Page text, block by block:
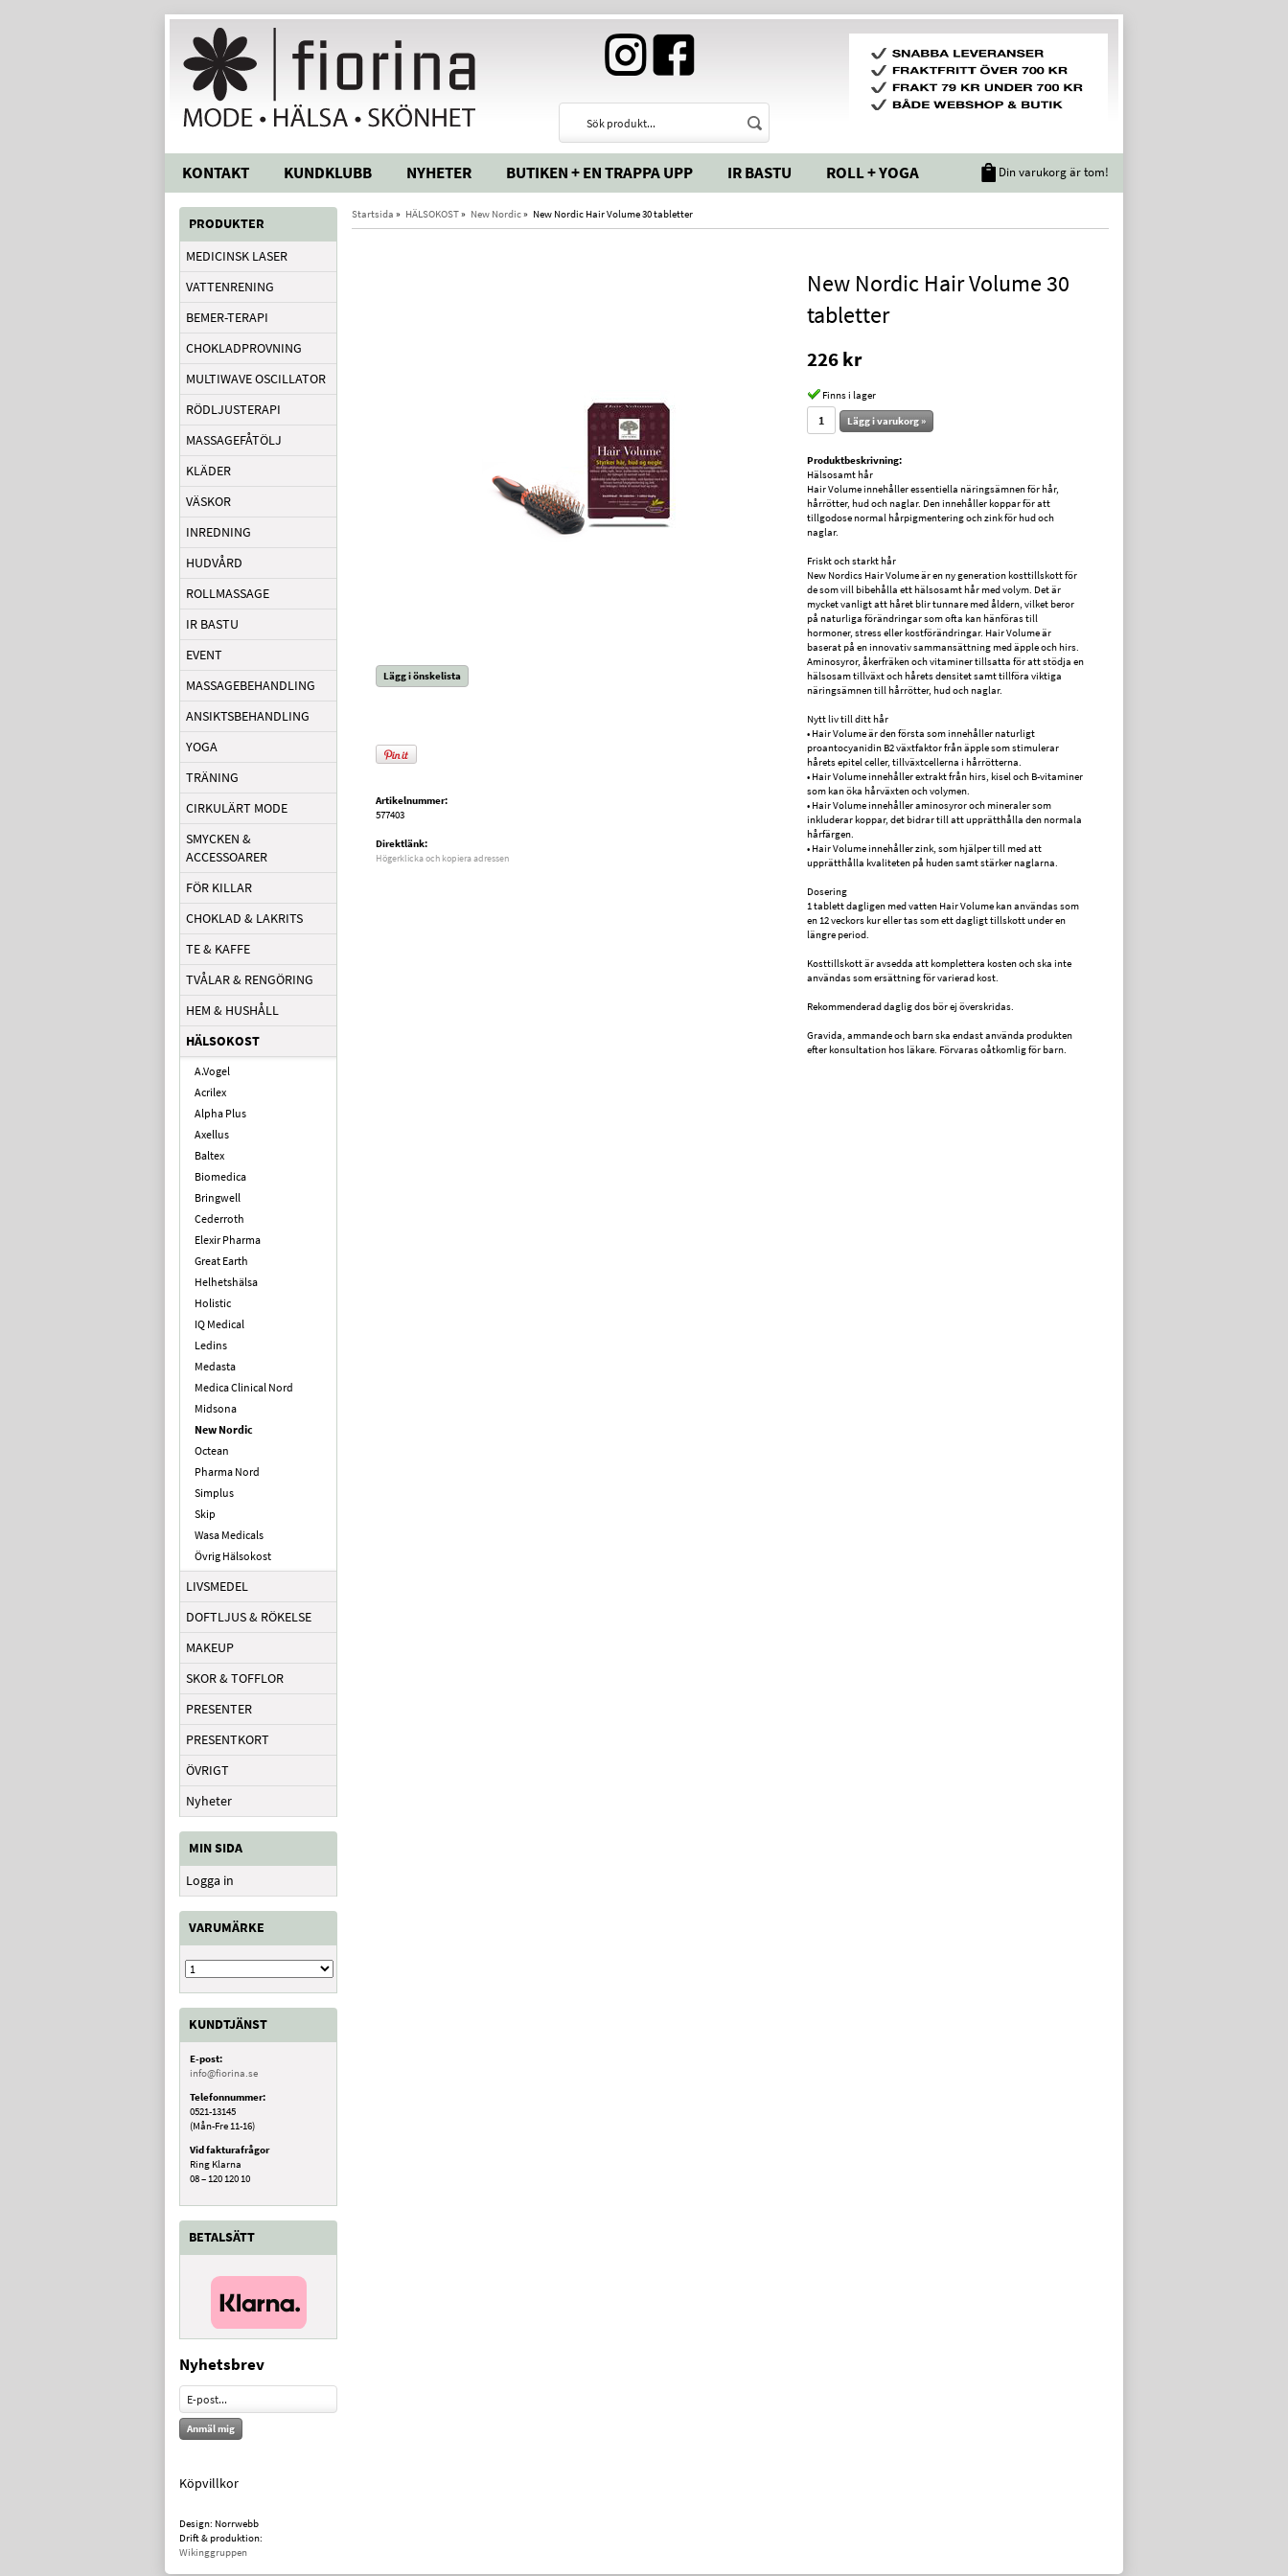
KONTAKT KUNDKLUBB NYHETER BUTIKEN + EN TRAPPA UPP IR BASTU ROLL + YOGA Din varukorg är tom!
PRODUKTER
MEDICINSK LASER
VATTENRENING
BEMER-TERAPI
CHOKLADPROVNING
MULTIWAVE OSCILLATOR
RÖDLJUSTERAPI
MASSAGEFÅTÖLJ
KLÄDER
VÄSKOR
INREDNING
HUDVÅRD
ROLLMASSAGE
IR BASTU
EVENT
MASSAGEBEHANDLING
ANSIKTSBEHANDLING
YOGA
TRÄNING
CIRKULÄRT MODE
SMYCKEN &
ACCESSOARER
FÖR KILLAR
CHOKLAD & LAKRITS
TE & KAFFE
TVÅLAR & RENGÖRING
HEM & HUSHÅLL
HÄLSOKOST
A.Vogel
Acrilex
Alpha Plus
Axellus
Baltex
Biomedica
Bringwell
Cederroth
Elexir Pharma
Great Earth
Helhetshälsa
Holistic
IQ Medical
Ledins
Medasta
Medica Clinical Nord
Midsona
New Nordic
Octean
Pharma Nord
Simplus
Skip
Wasa Medicals
Övrig Hälsokost
LIVSMEDEL
DOFTLJUS & RÖKELSE
MAKEUP
SKOR & TOFFLOR
PRESENTER
PRESENTKORT
ÖVRIGT
Nyheter
MIN SIDA
Logga in
VARUMÄRKE
KUNDTJÄNST
E-post:
info@fiorina.se
Telefonnummer:
0521-13145
(Mån-Fre 11-16)
Vid fakturafrågor
Ring Klarna
08 – 120 120 10
BETALSÄTT
Nyhetsbrev
Anmäl mig
Köpvillkor
Design: Norrwebb
Drift & produktion:
Wikinggruppen
Startsida » HÄLSOKOST» New Nordic» New Nordic Hair Volume 30 tabletter
Lägg i önskelista
Artikelnummer:
577403
Direktlänk:
Högerklicka och kopiera adressen
New Nordic Hair Volume 30
tabletter
226 kr
Finns i lager
Lägg i varukorg »
Produktbeskrivning:
Hälsosamt hår
Hair Volume innehåller essentiella näringsämnen för hår,
hårrötter, hud och naglar. Den innehåller koppar för att
tillgodose normal hårpigmentering och zink för hud och
naglar.
Friskt och starkt hår
New Nordics Hair Volume är en ny generation kosttillskott för
de som vill bibehålla ett hälsosamt hår med volym. Det är
mycket vanligt att håret blir tunnare med åldern, vilket beror
på naturliga förändringar som ofta kan hänföras till
hormoner, stress eller kostförändringar. Hair Volume är
baserat på en innovativ sammansättning med äpple och hirs.
Aminosyror, åkerfräken och vitaminer tillsatta för att stödja en
hälsosam tillväxt och hårets densitet samt tillföra viktiga
näringsämnen till hårrötter, hud och naglar.
Nytt liv till ditt hår
• Hair Volume är den första som innehåller naturligt
proantocyanidin B2 växtfaktor från äpple som stimulerar
hårets epitel celler, tillväxtcellerna i hårrötterna.
• Hair Volume innehåller extrakt från hirs, kisel och B-vitaminer
som kan öka hårväxten och volymen.
• Hair Volume innehåller aminosyror och mineraler som
inkluderar koppar, det bidrar till att upprätthålla den normala
hårfärgen.
• Hair Volume innehåller zink, som hjälper till med att
upprätthålla kvaliteten på huden samt stärker naglarna.
Dosering
1 tablett dagligen med vatten Hair Volume kan användas som
en 12 veckors kur eller tas som ett dagligt tillskott under en
längre period.
Kosttillskott är avsedda att komplettera kosten och ska inte
användas som ersättning för varierad kost.
Rekommenderad daglig dos bör ej överskridas.
Gravida, ammande och barn ska endast använda produkten
efter konsultation hos läkare. Förvaras oåtkomlig för barn.